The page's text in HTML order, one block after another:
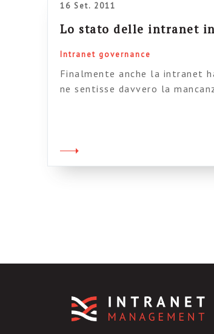
16 Set. 2011
Lo stato delle intranet
Intranet governance
Finalmente anche la intranet
ne sentisse davvero la